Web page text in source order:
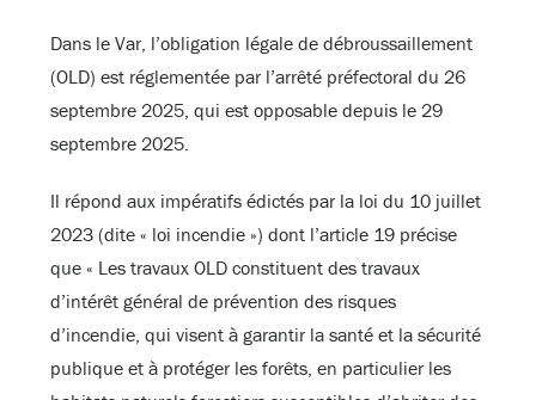
Dans le Var, l’obligation légale de débroussaillement
(OLD) est réglementée par l’arrêté préfectoral du 26
septembre 2025, qui est opposable depuis le 29
septembre 2025.
Il répond aux impératifs édictés par la loi du 10 juillet
2023 (dite « loi incendie ») dont l’article 19 précise
que « Les travaux OLD constituent des travaux
d’intérêt général de prévention des risques
d’incendie, qui visent à garantir la santé et la sécurité
publique et à protéger les forêts, en particulier les